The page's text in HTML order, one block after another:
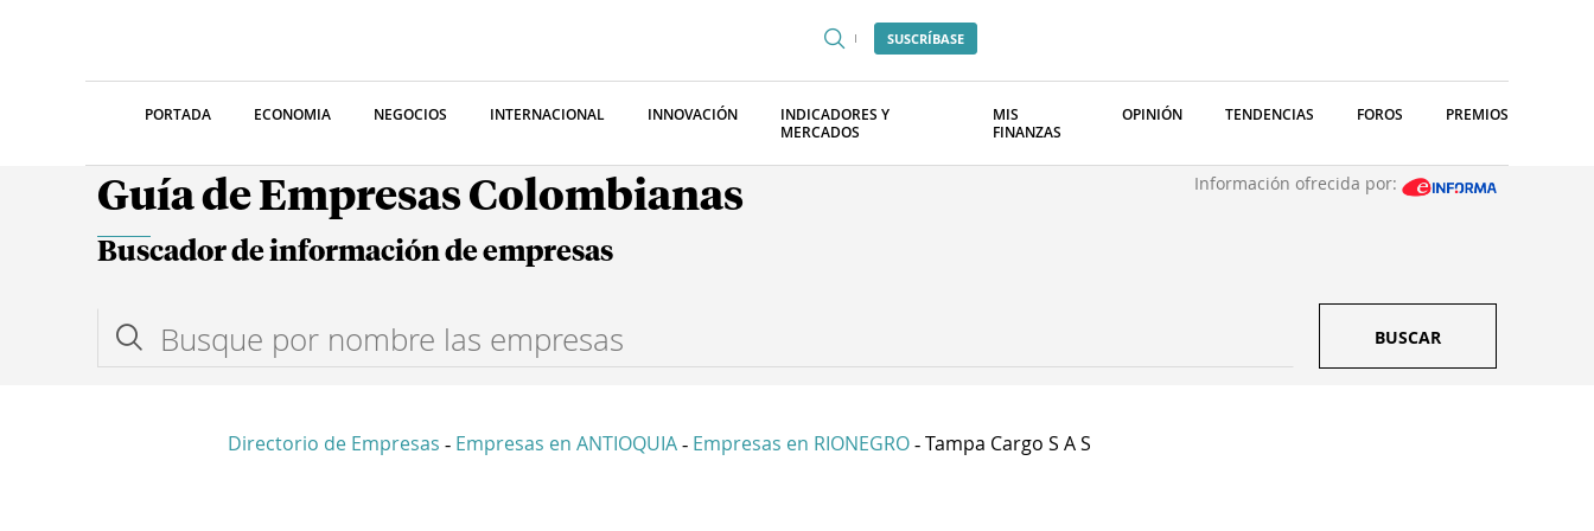
SUSCRÍBASE
PORTADA ECONOMIA NEGOCIOS INTERNACIONAL INNOVACIÓN
INDICADORES Y
MERCADOS
MIS
FINANZAS
OPINIÓN TENDENCIAS FOROS PREMIOS
Guía de Empresas Colombianas Información ofrecida por:
Buscador de información de empresas
BUSCAR
Directorio de Empresas - Empresas en ANTIOQUIA - Empresas en RIONEGRO - Tampa Cargo S A S